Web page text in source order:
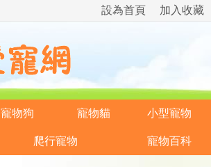
加入收藏
設為首頁
寵物狗 寵物貓 小型寵物
爬行寵物 寵物百科